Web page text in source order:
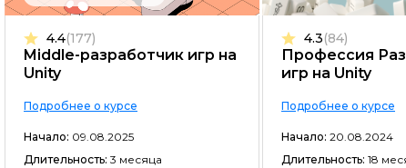
Frontend-разработка
Разработка игр
Системное
Java-разработка
Android-разработка
Middle-разработчик игр на
Unity
4.4(177)
Подробнее о курсе
Начало: 09.08.2025
Длительность: 3 месяца
Профессия
игр на Unity
4.3(84)
Подробнее о курсе
Начало: 20.08.2024
Длительность: 18